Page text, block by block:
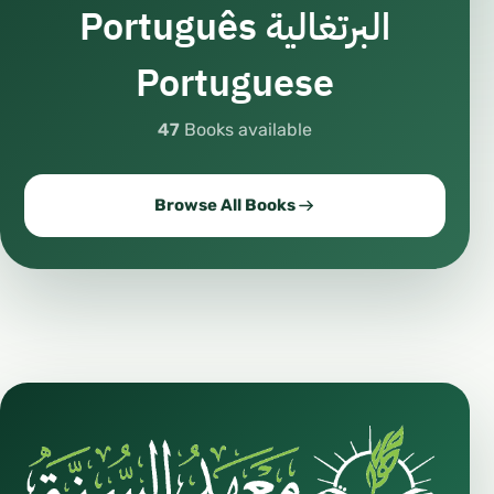
Tratar-lhe bem de acordo com a sua capacidade
financeira, a sua posição e benefício, e abster-
1- Se for um parente próximo da mesma família
e ele for muçulmano, então ele tem três
2- Se for muçulmano e não for parente, ele tem
dois direitos:
Português البرتغالية
Portuguese
47 Books available
Browse All Books